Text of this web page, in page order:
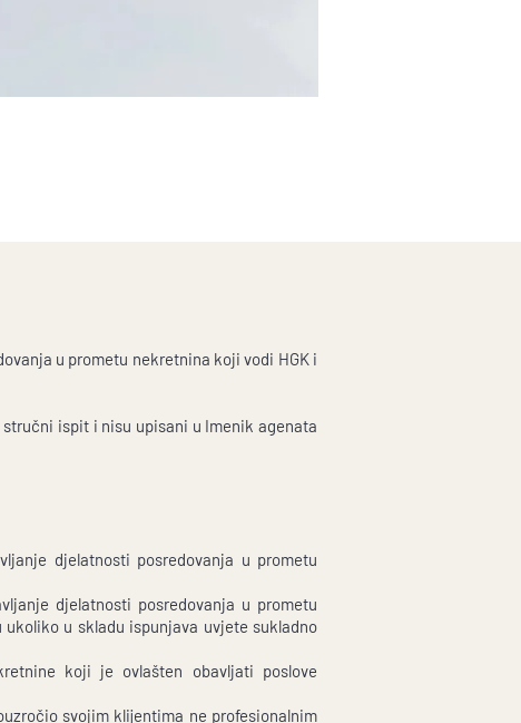
u prometu nekretnina koji vodi HGK i
ispit i nisu upisani u Imenik agenata
djelatnosti posredovanja u prometu
djelatnosti posredovanja u prometu
u skladu ispunjava uvjete sukladno
koji je ovlašten obavljati poslove
svojim klijentima ne profesionalnim